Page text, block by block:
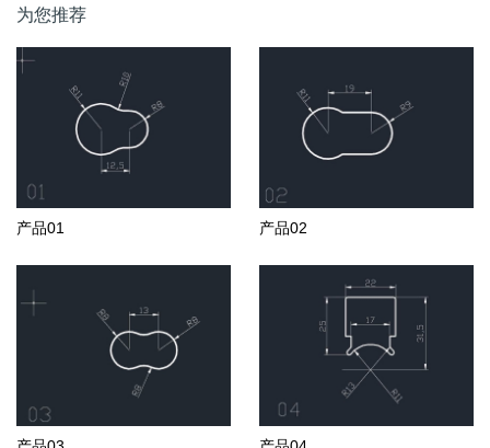
为您推荐
产品01 产品02